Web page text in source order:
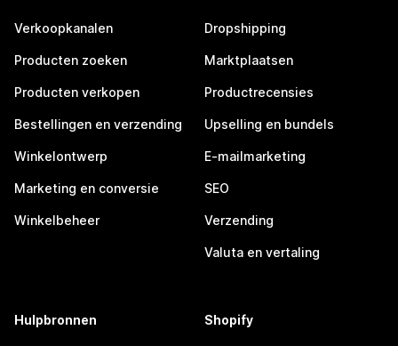
Verkoopkanalen
Producten zoeken
Producten verkopen
Bestellingen en verzending
Winkelontwerp
Marketing en conversie
Winkelbeheer
Dropshipping
Marktplaatsen
Productrecensies
Upselling en bundels
E-mailmarketing
SEO
Verzending
Valuta en vertaling
Hulpbronnen Shopify